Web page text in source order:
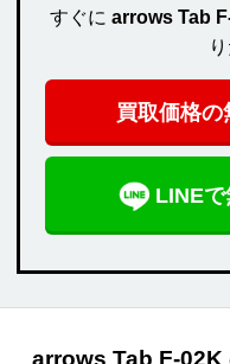
すぐに arrows Tab
買取価格の
LINE
arrows Tab F-02K